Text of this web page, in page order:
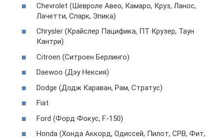
Chevrolet (Шевроле Авео, Камаро, Круз, Ланос,
Лачетти, Спарк, Эпика)
Chrysler (Крайслер Пацифика, ПТ Крузер, Таун
Кантри)
Citroen (Ситроен Берлинго)
Daewoo (Дэу Нексия)
Dodge (Додж Караван, Рам, Стратус)
Fiat
Ford (Форд Фокус, F-150)
Honda (Хонда Аккорд, Одиссей, Пилот, СРВ, Фит,